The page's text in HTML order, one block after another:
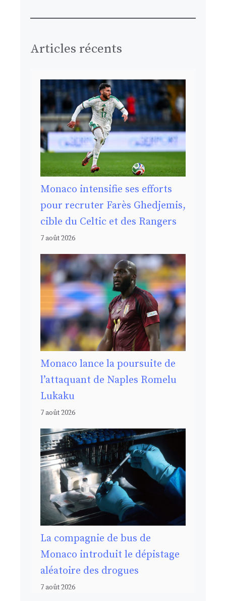
Articles récents
Monaco intensifie ses efforts
pour recruter Farès Ghedjemis,
cible du Celtic et des Rangers
7 août 2026
Monaco lance la poursuite de
l’attaquant de Naples Romelu
Lukaku
7 août 2026
La compagnie de bus de
Monaco introduit le dépistage
aléatoire des drogues
7 août 2026